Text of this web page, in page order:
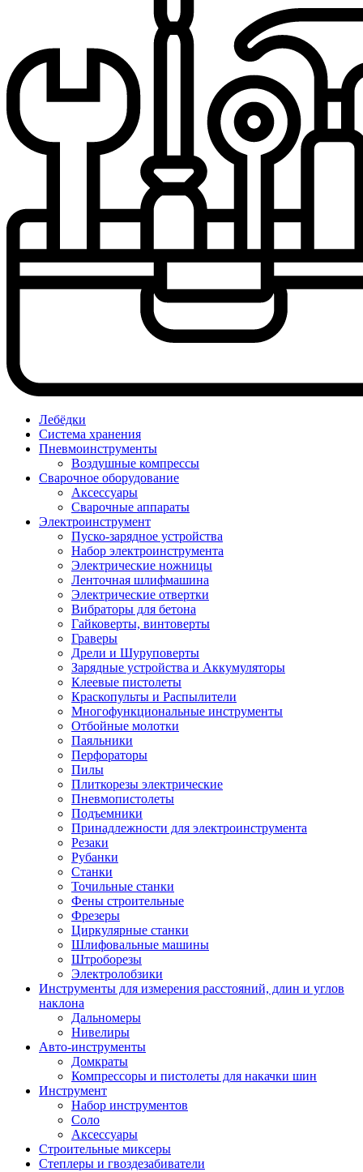
Лебёдки
Система хранения
Пневмоинструменты
Воздушные компрессы
Сварочное оборудование
Аксессуары
Сварочные аппараты
Электроинструмент
Пуско-зарядное устройства
Набор электроинструмента
Электрические ножницы
Ленточная шлифмашина
Электрические отвертки
Вибраторы для бетона
Гайковерты, винтоверты
Граверы
Дрели и Шуруповерты
Зарядные устройства и Аккумуляторы
Клеевые пистолеты
Краскопульты и Распылители
Многофункциональные инструменты
Отбойные молотки
Паяльники
Перфораторы
Пилы
Плиткорезы электрические
Пневмопистолеты
Подъемники
Принадлежности для электроинструмента
Резаки
Рубанки
Станки
Точильные станки
Фены строительные
Фрезеры
Циркулярные станки
Шлифовальные машины
Штроборезы
Электролобзики
Инструменты для измерения расстояний, длин и углов
наклона
Дальномеры
Нивелиры
Авто-инструменты
Домкраты
Компрессоры и пистолеты для накачки шин
Инструмент
Набор инструментов
Соло
Аксессуары
Строительные миксеры
Степлеры и гвоздезабиватели